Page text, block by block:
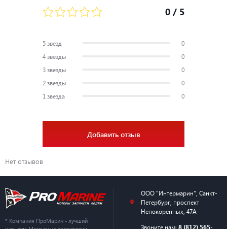
0 / 5
5 звезд
0
4 звезды
0
3 звезды
0
2 звезды
0
1 звезда
0
Добавить отзыв
Нет отзывов
* Компания ПроМарин - лучший
ООО "Интермарин" Санкт-
Петербург, проспект
Непокоренных, 47А
Звоните нам: 8 (812) 565-